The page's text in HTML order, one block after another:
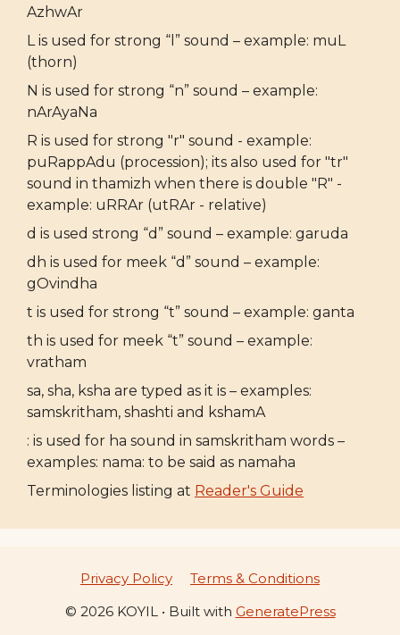
AzhwAr
L is used for strong “l” sound – example: muL
(thorn)
N is used for strong “n” sound – example:
nArAyaNa
R is used for strong "r" sound - example:
puRappAdu (procession); its also used for "tr"
sound in thamizh when there is double "R" -
example: uRRAr (utRAr - relative)
d is used strong “d” sound – example: garuda
dh is used for meek “d” sound – example:
gOvindha
t is used for strong “t” sound – example: ganta
th is used for meek “t” sound – example:
vratham
sa, sha, ksha are typed as it is – examples:
samskritham, shashti and kshamA
: is used for ha sound in samskritham words –
examples: nama: to be said as namaha
Terminologies listing at Reader's Guide
Privacy Policy
Terms & Conditions
© 2026 KOYIL• Built with GeneratePress